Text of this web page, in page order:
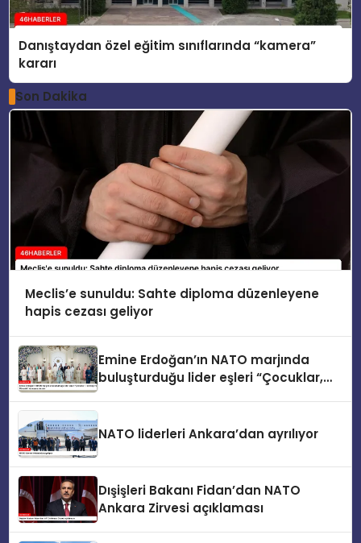
Danıştaydan özel eğitim sınıflarında “kamera”
kararı
Son Dakika
Meclis’e sunuldu: Sahte diploma düzenleyene
hapis cezası geliyor
Emine Erdoğan’ın NATO marjında
buluşturduğu lider eşleri “Çocuklar,
NATO liderleri Ankara’dan ayrılıyor
Dışişleri Bakanı Fidan’dan NATO
Ankara Zirvesi açıklaması